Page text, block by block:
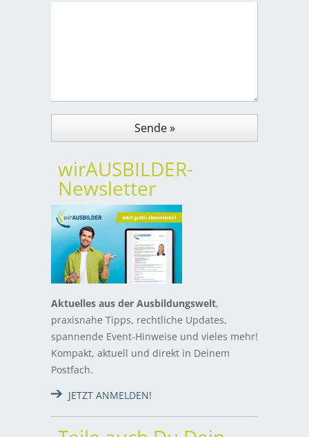
wirAUSBILDER-
Newsletter
Aktuelles aus der Ausbildungswelt,
praxisnahe Tipps, rechtliche Updates,
spannende Event-Hinweise und vieles mehr!
Kompakt, aktuell und direkt in Deinem
Postfach.
JETZT ANMELDEN!